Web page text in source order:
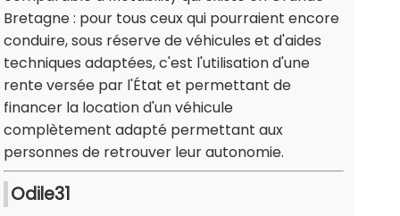
Bretagne : pour tous ceux qui pourraient encore
conduire, sous réserve de véhicules et d'aides
techniques adaptées, c'est l'utilisation d'une
rente versée par l'État et permettant de
financer la location d'un véhicule
complètement adapté permettant aux
personnes de retrouver leur autonomie.
Odile31